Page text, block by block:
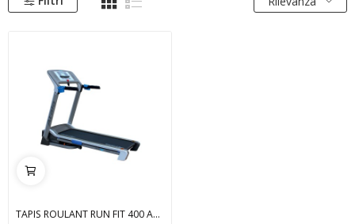
TAPIS ROULANT RUN FIT 400 ATALA